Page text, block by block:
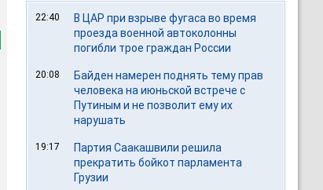
22:40
В ЦАР при взрыве фугаса во время
проезда военной автоколонны
погибли трое граждан России
20:08
Байден намерен поднять тему прав
человека на июньской встрече с
Путиным и не позволит ему их
нарушать
19:17
Партия Саакашвили решила
прекратить бойкот парламента
Грузии